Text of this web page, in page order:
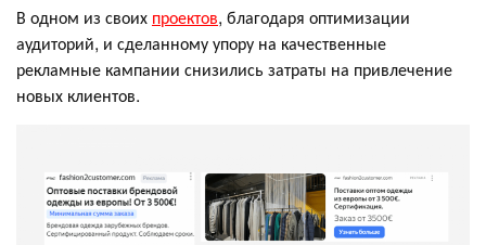
В одном из своих проектов, благодаря оптимизации
аудиторий, и сделанному упору на качественные
рекламные кампании снизились затраты на привлечение
новых клиентов.